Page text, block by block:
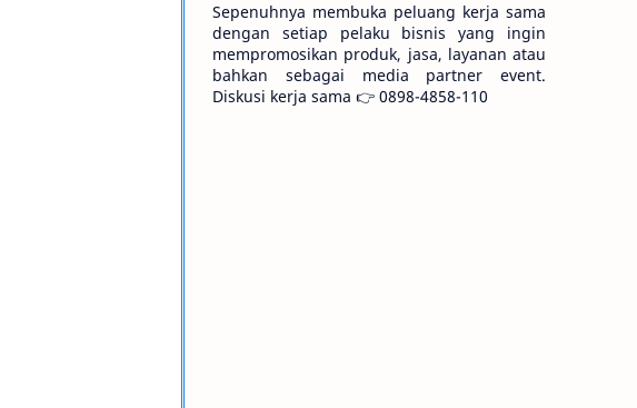
Sepenuhnya membuka peluang kerja sama
dengan setiap pelaku bisnis yang ingin
mempromosikan produk, jasa, layanan atau
bahkan sebagai media partner event.
Diskusi kerja sama 👉 0898-4858-110